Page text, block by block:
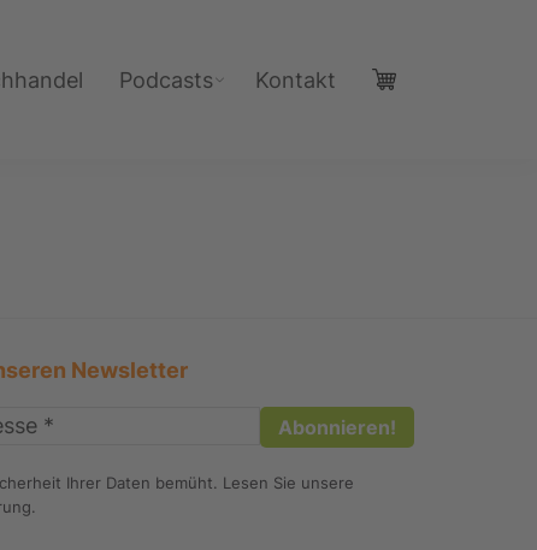
Podcasts Kontakt
Newsletter
Ihrer Daten bemüht. Lesen Sie unsere
.